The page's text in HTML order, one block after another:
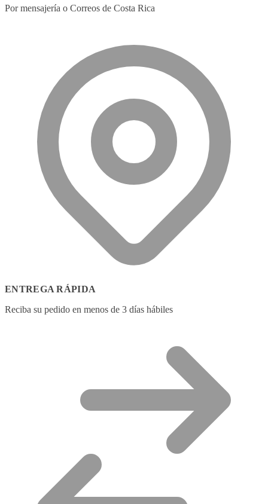
Por mensajería o Correos de Costa Rica
ENTREGA RÁPIDA
Reciba su pedido en menos de 3 días hábiles